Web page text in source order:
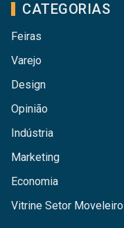
CATEGORIAS
Feiras
Varejo
Design
Opinião
Indústria
Marketing
Economia
Vitrine Setor Moveleiro